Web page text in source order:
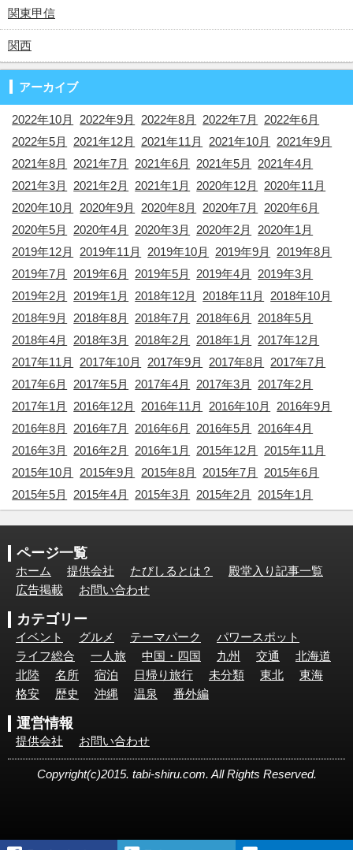
関東甲信
関西
アーカイブ
2022年10月 2022年9月 2022年8月 2022年7月
2022年6月
2022年5月
2021年12月 2021年11月 2021年10月
2021年9月
2021年8月
2021年7月 2021年6月 2021年5月
2021年4月
2021年3月
2021年2月 2021年1月 2020年12月
2020年11月
2020年10月
2020年9月 2020年8月 2020年7月
2020年6月
2020年5月
2020年4月 2020年3月 2020年2月
2020年1月
2019年12月
2019年11月 2019年10月 2019年9月
2019年8月
2019年7月
2019年6月 2019年5月 2019年4月
2019年3月
2019年2月
2019年1月 2018年12月 2018年11月
2018年10月
2018年9月
2018年8月 2018年7月 2018年6月
2018年5月
2018年4月
2018年3月 2018年2月 2018年1月
2017年12月
2017年11月
2017年10月 2017年9月 2017年8月
2017年7月
2017年6月
2017年5月 2017年4月 2017年3月
2017年2月
2017年1月
2016年12月 2016年11月 2016年10月
2016年9月
2016年8月
2016年7月 2016年6月 2016年5月
2016年4月
2016年3月
2016年2月 2016年1月 2015年12月
2015年11月
2015年10月
2015年9月 2015年8月 2015年7月
2015年6月
2015年5月
2015年4月 2015年3月 2015年2月 2015年1月
ページ一覧
ホーム 提供会社 たびしるとは？
殿堂入り記事一覧
広告掲載
お問い合わせ
カテゴリー
イベント グルメ テーマパーク
パワースポット
ライフ総合
一人旅 中国・四国 九州 交通
北海道
北陸
名所 宿泊 日帰り旅行 未分類 東北
東海
格安
歴史 沖縄 温泉 番外編
運営情報
提供会社 お問い合わせ
Copyright(c)2015. tabi-shiru.com. All Rights Reserved.